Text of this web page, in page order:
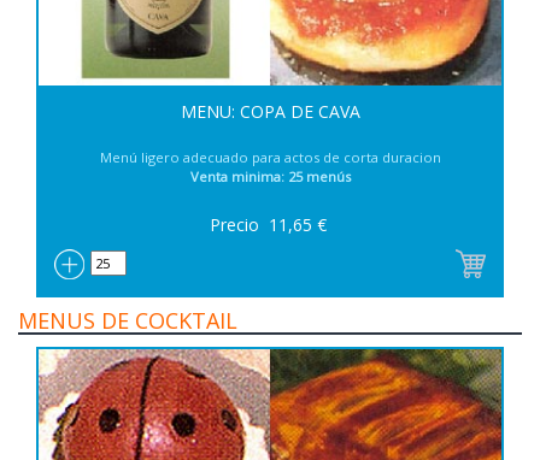
MENU: COPA DE CAVA
Menú ligero adecuado para actos de corta duracion
Venta minima: 25 menús
Precio 11,65 €
MENUS DE COCKTAIL